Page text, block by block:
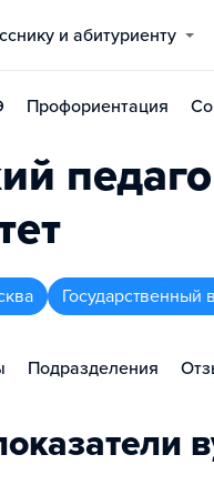
и абитуриенту
Профориентация
Государственный
Подразделения